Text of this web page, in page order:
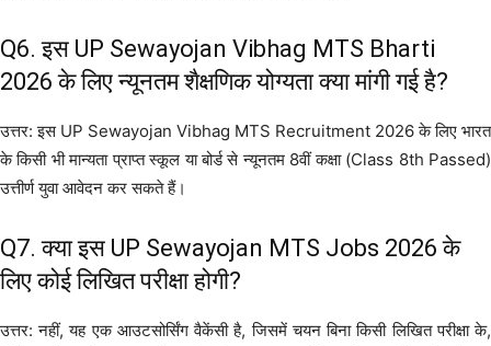
Q6. इस UP Sewayojan Vibhag MTS Bharti
2026 के लिए न्यूनतम शैक्षणिक योग्यता क्या मांगी गई है?
उत्तर: इस UP Sewayojan Vibhag MTS Recruitment 2026 के लिए भारत
के किसी भी मान्यता प्राप्त स्कूल या बोर्ड से न्यूनतम 8वीं कक्षा (Class 8th Passed)
उत्तीर्ण युवा आवेदन कर सकते हैं।
Q7. क्या इस UP Sewayojan MTS Jobs 2026 के
लिए कोई लिखित परीक्षा होगी?
उत्तर: नहीं, यह एक आउटसोर्सिंग वैकेंसी है, जिसमें चयन बिना किसी लिखित परीक्षा के,